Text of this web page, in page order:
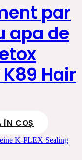
par
apa de
Hair
ÎN COȘ